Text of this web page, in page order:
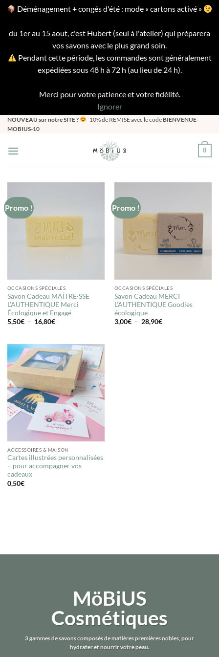
Déménagement + congés d'été : mode « cartons activé »
du 1er au 15 aout, c'est Hubert (seul à l'atelier) qui préparera
vos savons avec le plus grand soin.
Pendant cette période, les commandes sont généralement
expédiées sous 48 h à 72 h (au lieu de 24 h).
Merci pour votre patience et votre fidélité.
Ignorer
Passer
au
NOUVEAU sur notre SITE ? -10% de REMISE avec le code BIENVENUE-
MOBIUS-10
0
Promo !
OCCASIONS SPÉCIALES
Savon Cadeau MAÎTRE·SSE
L’AUTHENTIQUE Merci
Écologique et Engagé
5,50€ – 16,80€Plage
à
16,80€
Promo !
OCCASIONS SPÉCIALES
Savon Cadeau MERCI
L’AUTHENTIQUE Goodies
écologique
3,00€ – 28,90€Plage
ACCESSOIRES & MAISON
Cartes illustrées personnalisées
– pour accompagner vos
cadeaux
0,50€
MöBiUS
Cosmétiques
3 gammes de savons composés de matières premières nobles, pour
hydrater et nourrir votre peau.